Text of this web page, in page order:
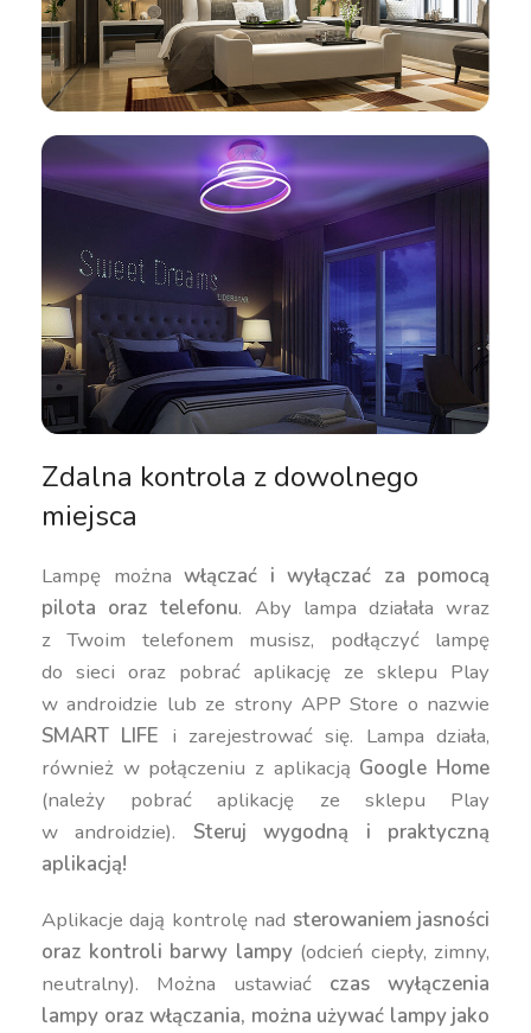
Zdalna kontrola z dowolnego
miejsca
Lampę możnawłączać i wyłączać za pomocą
pilota oraz telefonu. Aby lampa działała wraz
z Twoim telefonem musisz, podłączyć lampę
do sieci oraz pobrać aplikację ze sklepu Play
w androidzie lub ze strony APP Store o nazwie
SMART LIFE i zarejestrować się. Lampa działa,
również w połączeniu z aplikacją Google Home
(należy pobrać aplikację ze sklepu Play
w androidzie). Steruj wygodną i praktyczną
aplikacją!
Aplikacje dają kontrolę nad sterowaniem jasności
oraz kontroli barwy lampy(odcień ciepły, zimny,
neutralny). Można ustawiać czas wyłączenia
lampy oraz włączania, można używać lampy jako